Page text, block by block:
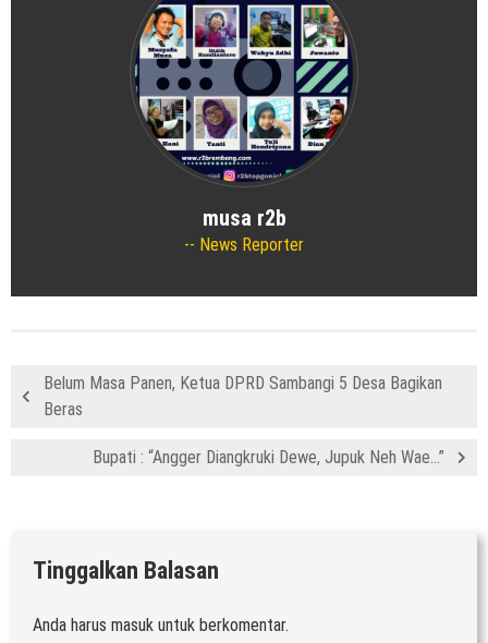
musa r2b
News Reporter
Belum Masa Panen, Ketua DPRD Sambangi 5 Desa Bagikan
Beras
Bupati : “Angger Diangkruki Dewe, Jupuk Neh Wae…”
Tinggalkan Balasan
Anda harus masuk untuk berkomentar.